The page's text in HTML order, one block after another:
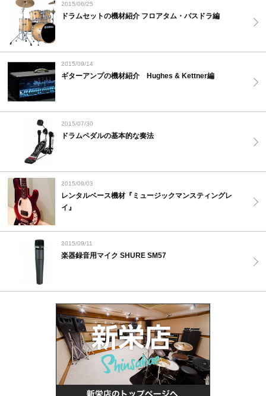
2015/06/25
ドラムセットの機材紹介 フロアタム・バスドラ編
2015/09/14
ギターアンプの機材紹介 Hughes & Kettner編
2015/07/30
ドラムペダルの基本的な奏法
2015/09/03
レンタルベース機材『ミュージックマンスティングレ
イ』
2015/09/11
楽器録音用マイク SHURE SM57